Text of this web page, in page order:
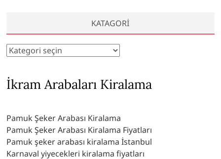
KATAGORI
Katagori
İkram Arabaları Kiralama
Pamuk Şeker Arabası Kiralama
Pamuk Şeker Arabası Kiralama Fiyatları
Pamuk şeker arabası kiralama İstanbul
Karnaval yiyecekleri kiralama fiyatları